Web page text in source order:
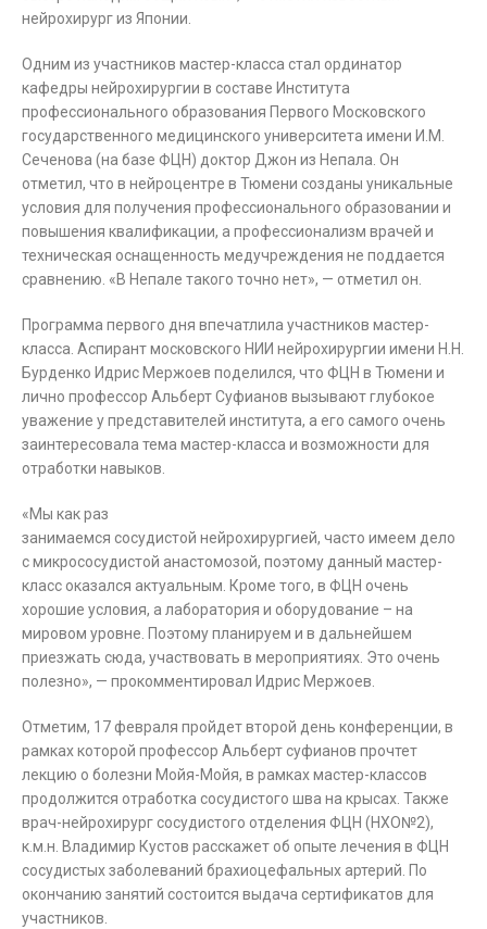
нейрохирург из Японии.
Одним из участников мастер-класса стал ординатор
кафедры нейрохирургии в составе Института
профессионального образования Первого Московского
государственного медицинского университета имени И.М.
Сеченова (на базе ФЦН) доктор Джон из Непала. Он
отметил, что в нейроцентре в Тюмени созданы уникальные
условия для получения профессионального образовании и
повышения квалификации, а профессионализм врачей и
техническая оснащенность медучреждения не поддается
сравнению. «В Непале такого точно нет», — отметил он.
Программа первого дня впечатлила участников мастер-
класса. Аспирант московского НИИ нейрохирургии имени Н.Н.
Бурденко Идрис Мержоев поделился, что ФЦН в Тюмени и
лично профессор Альберт Суфианов вызывают глубокое
уважение у представителей института, а его самого очень
заинтересовала тема мастер-класса и возможности для
отработки навыков.
«Мы как раз
занимаемся сосудистой нейрохирургией, часто имеем дело
с микрососудистой анастомозой, поэтому данный мастер-
класс оказался актуальным. Кроме того, в ФЦН очень
хорошие условия, а лаборатория и оборудование – на
мировом уровне. Поэтому планируем и в дальнейшем
приезжать сюда, участвовать в мероприятиях. Это очень
полезно», — прокомментировал Идрис Мержоев.
Отметим, 17 февраля пройдет второй день конференции, в
рамках которой профессор Альберт суфианов прочтет
лекцию о болезни Мойя-Мойя, в рамках мастер-классов
продолжится отработка сосудистого шва на крысах. Также
врач-нейрохирург сосудистого отделения ФЦН (НХО№2),
к.м.н. Владимир Кустов расскажет об опыте лечения в ФЦН
сосудистых заболеваний брахиоцефальных артерий. По
окончанию занятий состоится выдача сертификатов для
участников.